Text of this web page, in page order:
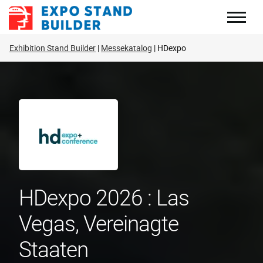
Zum
Inhalt
Exhibition Stand Builder Messekatalog HDexpo
HDexpo 2026 : Las
Vegas, Vereinagte
Staaten